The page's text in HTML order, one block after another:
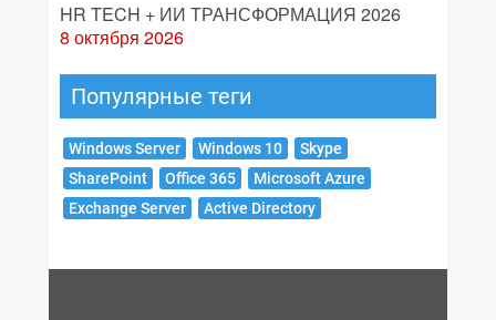
HR TECH + ИИ ТРАНСФОРМАЦИЯ 2026
8 октября 2026
Популярные теги
Windows Server Windows 10
Skype
SharePoint
Office 365
Microsoft Azure
Exchange Server
Active Directory